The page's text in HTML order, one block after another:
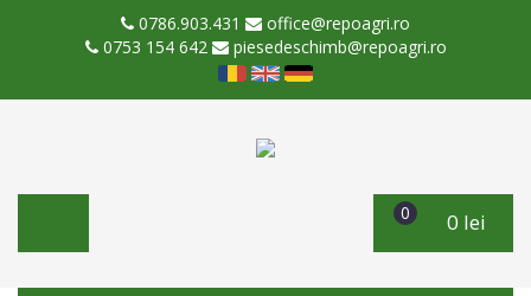
0786.903.431
office@repoagri.ro
0753 154 642
piesedeschimb@repoagri.ro
0 0 lei